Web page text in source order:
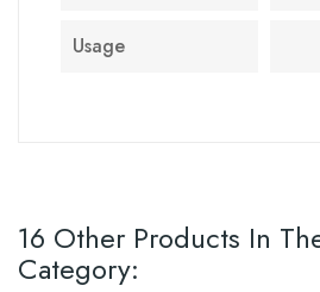
Usage
16 Other Products In
Category: